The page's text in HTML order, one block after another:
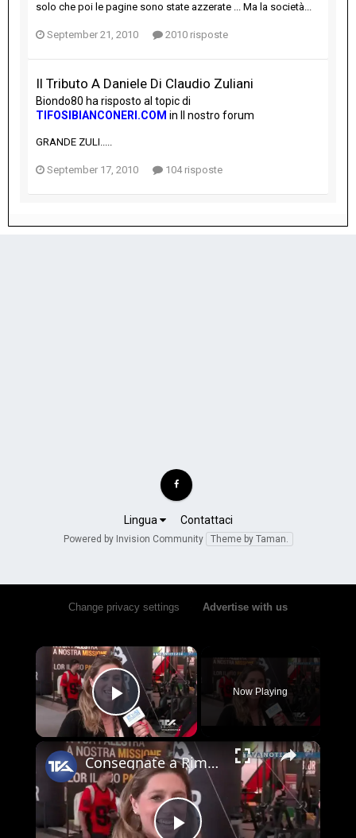
solo che poi le pagine sono state azzerate ... Ma la società...
September 21, 2010 2010 risposte
Il Tributo A Daniele Di Claudio Zuliani
Biondo80 ha risposto al topic di
TIFOSIBIANCONERI.COM in Il nostro forum
GRANDE ZULI.....
September 17, 2010 104 risposte
Lingua Contattaci
Powered by Invision Community Theme by Taman.
Change privacy settings Advertise with us
×
Play Video
Now Playing
×
Consegnate a Rimini le borse di studio del Premio Ilenia Scarantino 2026 organizzato dal Gruppo Sici